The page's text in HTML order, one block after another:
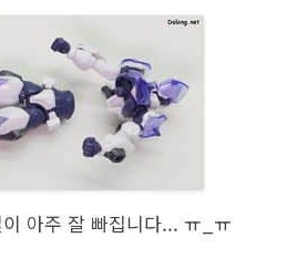
아주 잘 빠집니다... ㅠ_ㅠ